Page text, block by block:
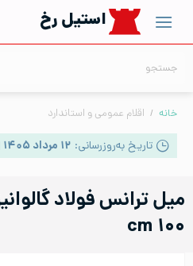
content
استیل رخ
خانه / اقلام عمومی و استاندارد
تاریخ به‌روزرسانی: ۱۲ مرداد ۱۴۰۵ | ۱۶:۴۰
۱۰۰ cm